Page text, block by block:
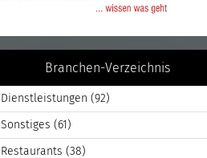
Branchen-Verzeichnis
Dienstleistungen (92)
Sonstiges (61)
Restaurants (38)